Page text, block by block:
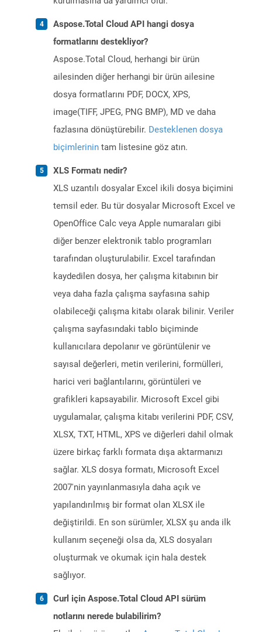
Aspose.Total Cloud API hangi dosya
formatlarını destekliyor?
Aspose.Total Cloud, herhangi bir ürün
ailesinden diğer herhangi bir ürün ailesine
dosya formatlarını PDF, DOCX, XPS,
image(TIFF, JPEG, PNG BMP), MD ve daha
fazlasına dönüştürebilir. Desteklenen dosya
biçimlerinin tam listesine göz atın.
XLS Formatı nedir?
XLS uzantılı dosyalar Excel ikili dosya biçimini
temsil eder. Bu tür dosyalar Microsoft Excel ve
OpenOffice Calc veya Apple numaraları gibi
diğer benzer elektronik tablo programları
tarafından oluşturulabilir. Excel tarafından
kaydedilen dosya, her çalışma kitabının bir
veya daha fazla çalışma sayfasına sahip
olabileceği çalışma kitabı olarak bilinir. Veriler
çalışma sayfasındaki tablo biçiminde
kullanıcılara depolanır ve görüntülenir ve
sayısal değerleri, metin verilerini, formülleri,
harici veri bağlantılarını, görüntüleri ve
grafikleri kapsayabilir. Microsoft Excel gibi
uygulamalar, çalışma kitabı verilerini PDF, CSV,
XLSX, TXT, HTML, XPS ve diğerleri dahil olmak
üzere birkaç farklı formata dışa aktarmanızı
sağlar. XLS dosya formatı, Microsoft Excel
2007'nin yayınlanmasıyla daha açık ve
yapılandırılmış bir format olan XLSX ile
değiştirildi. En son sürümler, XLSX şu anda ilk
kullanım seçeneği olsa da, XLS dosyaları
oluşturmak ve okumak için hala destek
sağlıyor.
Curl için Aspose.Total Cloud API sürüm
notlarını nerede bulabilirim?